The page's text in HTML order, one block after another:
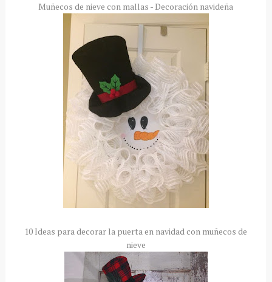
Muñecos de nieve con mallas - Decoración navideña
10 Ideas para decorar la puerta en navidad con muñecos de
nieve